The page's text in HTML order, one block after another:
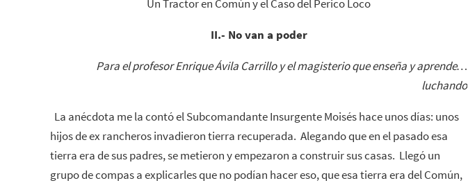
Un Tractor en Común y el Caso del Perico Loco
II.- No van a poder
Para el profesor Enrique Ávila Carrillo y el magisterio que enseña y aprende…
luchando
La anécdota me la contó el Subcomandante Insurgente Moisés hace unos días: unos
hijos de ex rancheros invadieron tierra recuperada. Alegando que en el pasado esa
tierra era de sus padres, se metieron y empezaron a construir sus casas. Llegó un
grupo de compas a explicarles que no podían hacer eso, que esa tierra era del Común,